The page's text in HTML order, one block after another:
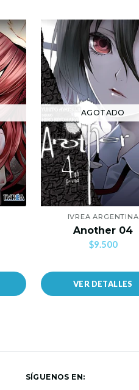
AGOTADO
IVREA ARGENTINA
Another 04
$9.500
VER DETALLES
SÍGUENOS EN: